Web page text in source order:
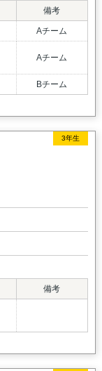
備考
Aチーム
Aチーム
Bチーム
3年生
備考